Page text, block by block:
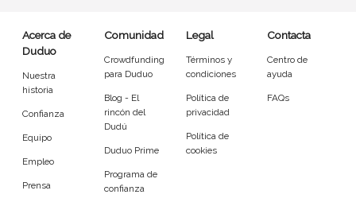
Limpieza Manitas
Entrenador Asistente
Tipo de atención
Empleada del hogar
Limpieza de oficina
Acerca de
Duduo
Nuestra
historia
Confianza
Equipo
Empleo
Prensa
Comunidad
Crowdfunding
para Duduo
Blog - El
rincón del
Dudú
Duduo Prime
Programa de
confianza
Legal
Términos y
condiciones
Política de
privacidad
Política de
cookies
Contacta
Centro de
ayuda
FAQs